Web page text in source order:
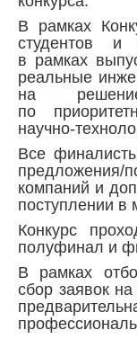
В рамках
студентов и
в рамках
реальные
на
по
научно-
Все
предложения/
компаний и
поступлении в
Конкурс
полуфинал и
В рамках
сбор заявок